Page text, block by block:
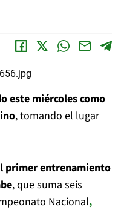
este miércoles como
, tomando el lugar
primer entrenamiento
, que suma seis
Nacional,